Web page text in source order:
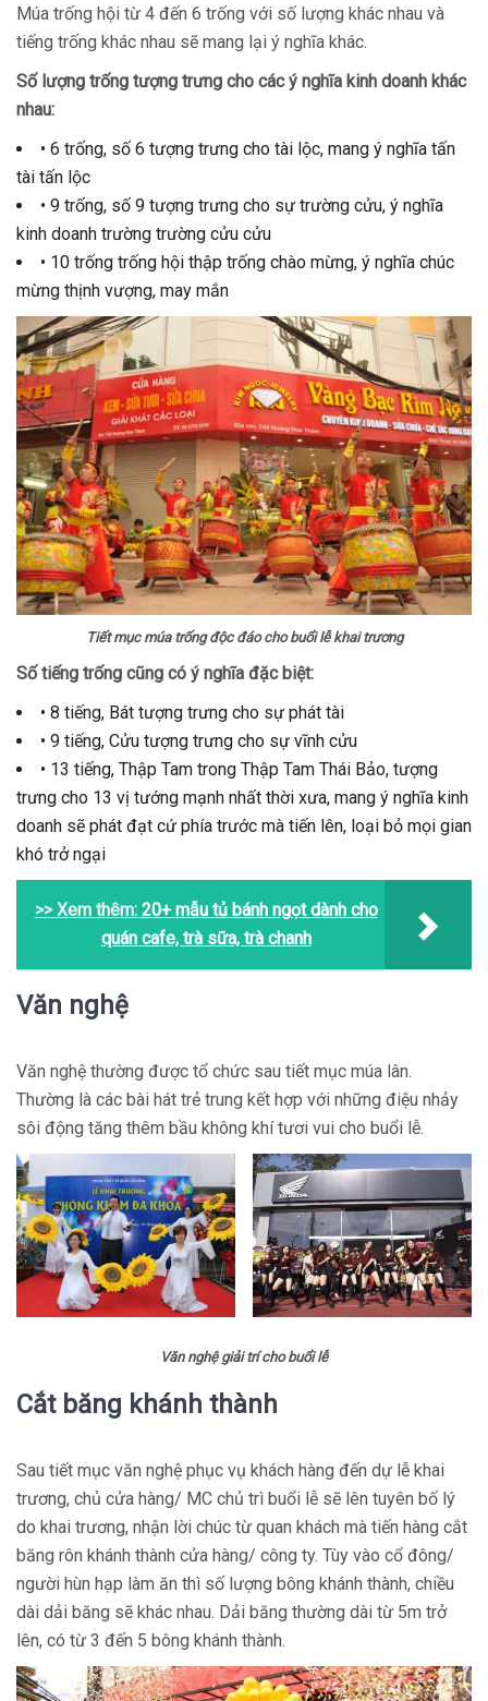
Múa trống hội từ 4 đến 6 trống với số lượng khác nhau và
tiếng trống khác nhau sẽ mang lại ý nghĩa khác.
Số lượng trống tượng trưng cho các ý nghĩa kinh doanh khác
nhau:
• 6 trống, số 6 tượng trưng cho tài lộc, mang ý nghĩa tấn
tài tấn lộc
• 9 trống, số 9 tượng trưng cho sự trường cửu, ý nghĩa
kinh doanh trường trường cửu cửu
• 10 trống trống hội thập trống chào mừng, ý nghĩa chúc
mừng thịnh vượng, may mắn
Tiết mục múa trống độc đáo cho buổi lễ khai trương
Số tiếng trống cũng có ý nghĩa đặc biệt:
• 8 tiếng, Bát tượng trưng cho sự phát tài
• 9 tiếng, Cửu tượng trưng cho sự vĩnh cửu
• 13 tiếng, Thập Tam trong Thập Tam Thái Bảo, tượng
trưng cho 13 vị tướng mạnh nhất thời xưa, mang ý nghĩa kinh
doanh sẽ phát đạt cứ phía trước mà tiến lên, loại bỏ mọi gian
khó trở ngại
>> Xem thêm: 20+ mẫu tủ bánh ngọt dành cho
quán cafe, trà sữa, trà chanh
Văn nghệ
Văn nghệ thường được tổ chức sau tiết mục múa lân.
Thường là các bài hát trẻ trung kết hợp với những điệu nhảy
sôi động tăng thêm bầu không khí tươi vui cho buổi lễ.
Văn nghệ giải trí cho buổi lễ
Cắt băng khánh thành
Sau tiết mục văn nghệ phục vụ khách hàng đến dự lễ khai
trương, chủ cửa hàng/ MC chủ trì buổi lễ sẽ lên tuyên bố lý
do khai trương, nhận lời chúc từ quan khách mà tiến hàng cắt
băng rôn khánh thành cửa hàng/ công ty. Tùy vào cổ đông/
người hùn hạp làm ăn thì số lượng bông khánh thành, chiều
dài dải băng sẽ khác nhau. Dải băng thường dài từ 5m trở
lên, có từ 3 đến 5 bông khánh thành.